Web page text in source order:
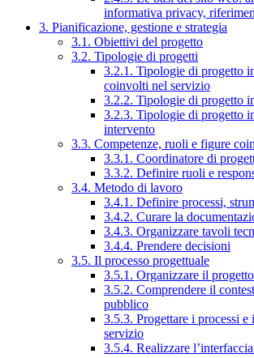
informativa privacy,
3. Pianificazione, gestione e strategia
3.1. Obiettivi del progetto
3.2. Tipologie di progetti
3.2.1. Tipologie di progetto
coinvolti nel servizio
3.2.2. Tipologie di progetto
3.2.3. Tipologie di progetto
intervento
3.3. Competenze, ruoli e figure
3.3.1. Coordinatore di
3.3.2. Definire ruoli e
3.4. Metodo di lavoro
3.4.1. Definire processi,
3.4.2. Curare la
3.4.3. Organizzare tavoli
3.4.4. Prendere decisioni
3.5. Il processo progettuale
3.5.1. Organizzare il
3.5.2. Comprendere il
pubblico
3.5.3. Progettare i processi e i
servizio
3.5.4. Realizzare